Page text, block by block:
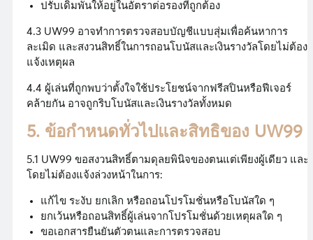
ปรับเดิมพันให้อยู่ในอัตราต่อรองที่ถูกต้อง
4.3 UW99 อาจทำการตรวจสอบบัญชีแบบสุ่มเพื่อค้นหาการ
ละเมิด และสงวนสิทธิ์ในการถอนโบนัสและเงินรางวัลโดยไม่ต้อง
แจ้งเหตุผล
4.4 ผู้เล่นที่ถูกพบว่าตั้งใจใช้ประโยชน์จากฟรีสปินหรือฟีเจอร์
คล้ายกัน อาจถูกริบโบนัสและเงินรางวัลทั้งหมด
5. ข้อกำหนดทั่วไปและสิทธิของ UW99
5.1 UW99 ขอสงวนสิทธิ์ตามดุลยพินิจของตนแต่เพียงผู้เดียว และ
โดยไม่ต้องแจ้งล่วงหน้าในการ:
แก้ไข ระงับ ยกเลิก หรือถอนโปรโมชั่นหรือโบนัสใด ๆ
ยกเว้นหรือถอนสิทธิ์ผู้เล่นจากโปรโมชั่นด้วยเหตุผลใด ๆ
ขอเอกสารยืนยันตัวตนและการตรวจสอบ